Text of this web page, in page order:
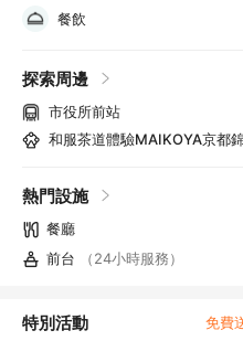
餐飲
探索周邊
市役所前站
和服茶道體驗MAIKOYA京都
熱門設施
餐廳
前台
（24小時服務）
特別活動 免費